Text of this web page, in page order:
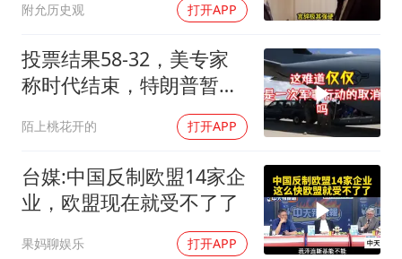
38岁演员求职万岁山NPC成功
夯实基础开新局
附允历史观 打开APP
投票结果58-32，美专家
称时代结束，特朗普暂不
陌上桃花开的 打开APP
台媒:中国反制欧盟14家企
业，欧盟现在就受不了了
果妈聊娱乐 打开APP